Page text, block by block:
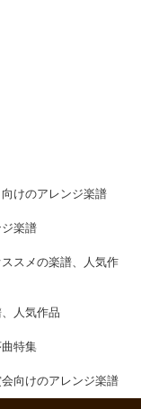
けのアレンジ楽譜
楽譜
スメの楽譜、人気作
人気作品
特集
向けのアレンジ楽譜